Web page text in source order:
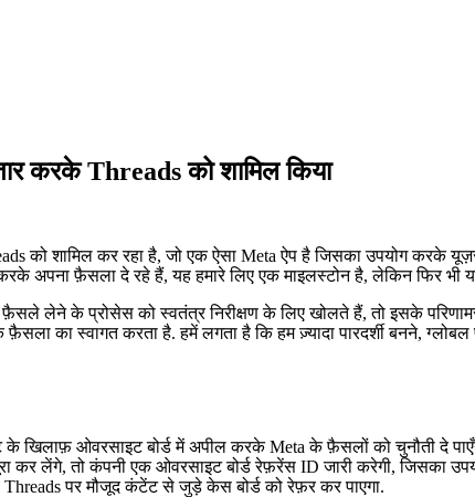
करके Threads को शामिल किया
को शामिल कर रहा है, जो एक ऐसा Meta ऐप है जिसका उपयोग
अपना फ़ैसला दे रहे हैं, यह हमारे लिए एक माइलस्टोन है, लेकिन फिर भी
लेने के प्रोसेस को स्वतंत्र निरीक्षण के लिए खोलते हैं, तो इसके
का स्वागत करता है. हमें लगता है कि हम ज़्यादा पारदर्शी बनने,
खिलाफ़ ओवरसाइट बोर्ड में अपील करके Meta के फ़ैसलों को चुनौती दे
कर लेंगे, तो कंपनी एक ओवरसाइट बोर्ड रेफ़रेंस ID जारी करेगी, जिसका
पर मौजूद कंटेंट से जुड़े केस बोर्ड को रेफ़र कर पाएगा.